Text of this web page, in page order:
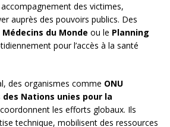
des victimes,
auprès des pouvoirs publics. Des
Médecins du Monde ou le Planning
pour l’accès à la santé
des organismes comme ONU
des Nations unies pour la
les efforts globaux. Ils
technique, mobilisent des ressources